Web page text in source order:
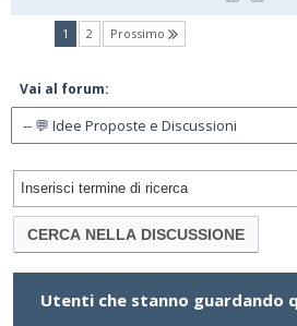
1 (current)
2 Prossimo
Vai al forum:
Utenti che stanno guardando